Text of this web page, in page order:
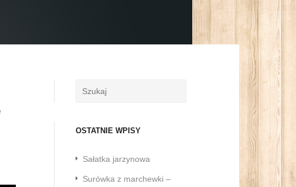
OSTATNIE WPISY
Sałatka jarzynowa
Surówka z marchewki –